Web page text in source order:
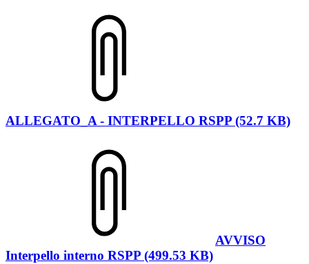
ALLEGATO_A - INTERPELLO RSPP (52.7 KB)
AVVISO
Interpello interno RSPP (499.53 KB)